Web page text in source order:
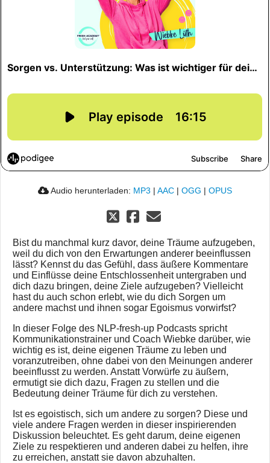
Audio herunterladen: MP3 | AAC | OGG | OPUS
Bist du manchmal kurz davor, deine Träume aufzugeben,
weil du dich von den Erwartungen anderer beeinflussen
lässt? Kennst du das Gefühl, dass äußere Kommentare
und Einflüsse deine Entschlossenheit untergraben und
dich dazu bringen, deine Ziele aufzugeben? Vielleicht
hast du auch schon erlebt, wie du dich Sorgen um
andere machst und ihnen sogar Egoismus vorwirfst?
In dieser Folge des NLP-fresh-up Podcasts spricht
Kommunikationstrainer und Coach Wiebke darüber, wie
wichtig es ist, deine eigenen Träume zu leben und
voranzutreiben, ohne dabei von den Meinungen anderer
beeinflusst zu werden. Anstatt Vorwürfe zu äußern,
ermutigt sie dich dazu, Fragen zu stellen und die
Bedeutung deiner Träume für dich zu verstehen.
Ist es egoistisch, sich um andere zu sorgen? Diese und
viele andere Fragen werden in dieser inspirierenden
Diskussion beleuchtet. Es geht darum, deine eigenen
Ziele zu respektieren und anderen dabei zu helfen, ihre
zu erreichen, anstatt sie davon abzuhalten.